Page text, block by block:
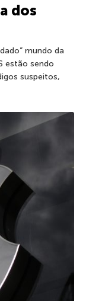
dos
mundo da
estão sendo
suspeitos,